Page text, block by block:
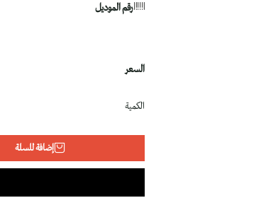
رقم الموديل
السعر
الكمية
إضافة للسلة